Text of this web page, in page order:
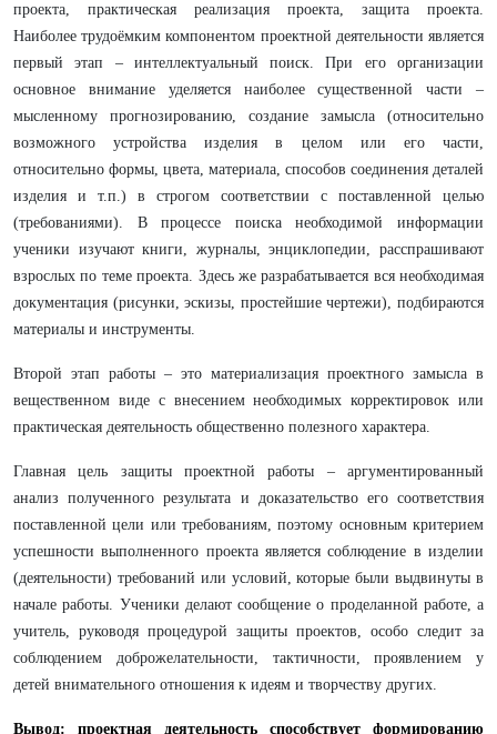
проекта, практическая реализация проекта, защита проекта.
Наиболее трудоёмким компонентом проектной деятельности является
первый этап – интеллектуальный поиск. При его организации
основное внимание уделяется наиболее существенной части –
мысленному прогнозированию, создание замысла (относительно
возможного устройства изделия в целом или его части,
относительно формы, цвета, материала, способов соединения деталей
изделия и т.п.) в строгом соответствии с поставленной целью
(требованиями). В процессе поиска необходимой информации
ученики изучают книги, журналы, энциклопедии, расспрашивают
взрослых по теме проекта. Здесь же разрабатывается вся необходимая
документация (рисунки, эскизы, простейшие чертежи), подбираются
материалы и инструменты.
Второй этап работы – это материализация проектного замысла в
вещественном виде с внесением необходимых корректировок или
практическая деятельность общественно полезного характера.
Главная цель защиты проектной работы – аргументированный
анализ полученного результата и доказательство его соответствия
поставленной цели или требованиям, поэтому основным критерием
успешности выполненного проекта является соблюдение в изделии
(деятельности) требований или условий, которые были выдвинуты в
начале работы. Ученики делают сообщение о проделанной работе, а
учитель, руководя процедурой защиты проектов, особо следит за
соблюдением доброжелательности, тактичности, проявлением у
детей внимательного отношения к идеям и творчеству других.
Вывод: проектная деятельность способствует формированию